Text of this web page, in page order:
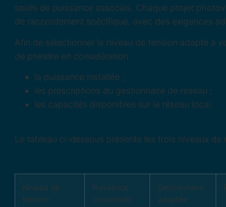
seuils de puissance associés. Chaque projet
de raccordement spécifique, avec des exigences
Afin de sélectionner le niveau de tension adapté à
de prendre en considération :
la puissance installée ;
les prescriptions du gestionnaire de réseau ;
les capacités disponibles sur le réseau local.
Le tableau ci-dessous présente les trois niveaux
Niveau de
tension
Puissance
concernée
Gestionnaire
adaptée